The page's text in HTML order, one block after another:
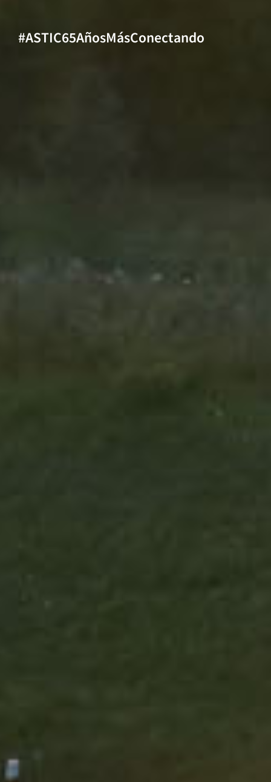
#ASTIC65AñosMásConectando